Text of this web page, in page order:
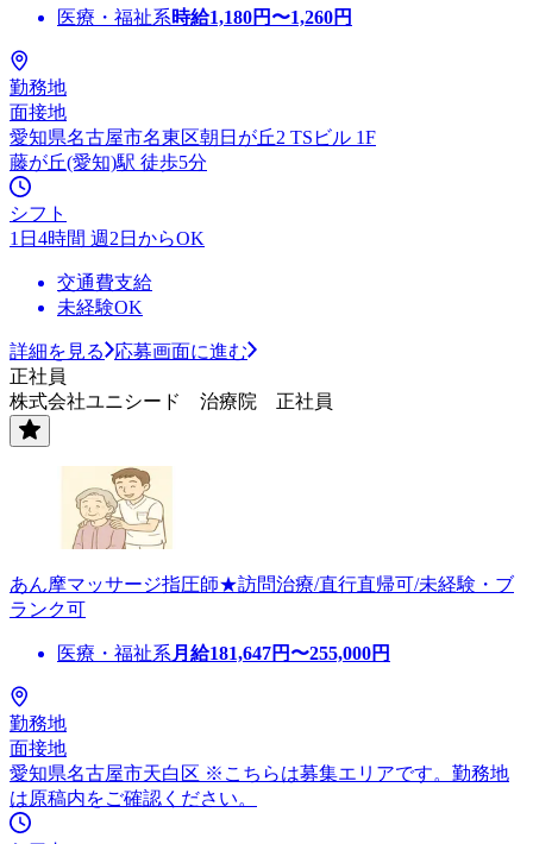
医療・福祉系時給1,180円〜1,260円
勤務地
面接地
愛知県名古屋市名東区朝日が丘2 TSビル 1F
藤が丘(愛知)駅 徒歩5分
シフト
1日4時間 週2日からOK
交通費支給
未経験OK
詳細を見る
応募画面に進む
正社員
株式会社ユニシード 治療院 正社員
あん摩マッサージ指圧師★訪問治療/直行直帰可/未経験・ブ
ランク可
医療・福祉系 月給181,647円〜255,000円
勤務地
面接地
愛知県名古屋市天白区 ※こちらは募集エリアです。勤務地
は原稿内をご確認ください。